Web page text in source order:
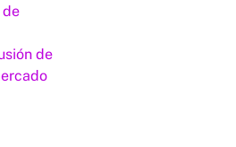
de